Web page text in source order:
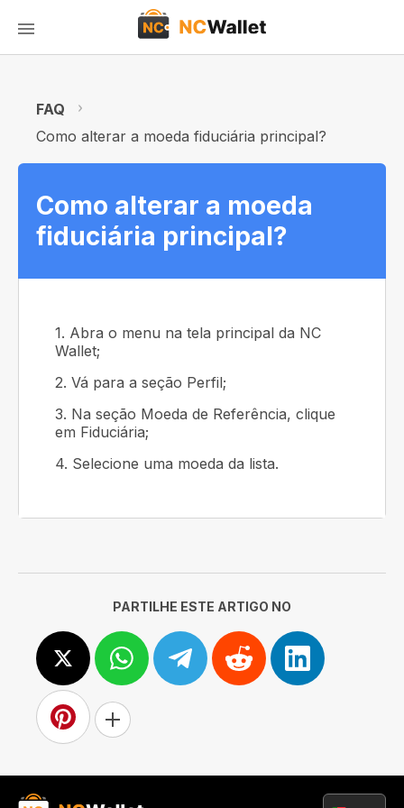
FAQ
Como alterar a moeda fiduciária principal?
Como alterar a moeda
fiduciária principal?
1. Abra o menu na tela principal da NC
Wallet;
2. Vá para a seção Perfil;
3. Na seção Moeda de Referência, clique
em Fiduciária;
4. Selecione uma moeda da lista.
PARTILHE ESTE ARTIGO NO